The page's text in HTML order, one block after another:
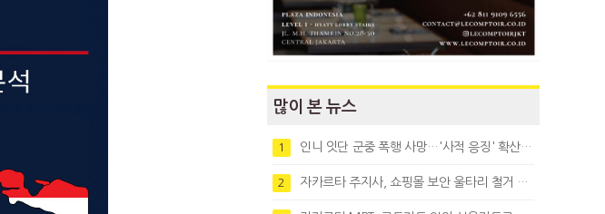
많이 본 뉴스
1 인니 잇단 군중 폭행 사망…'사적 응징' 확산에 법치 우려
2 자카르타 주지사, 쇼핑몰 보안 울타리 철거 요청…"치안 문제없다"